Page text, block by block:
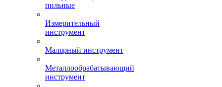
пильные
Измерительный
инструмент
Малярный инструмент
Металлообрабатывающий
инструмент